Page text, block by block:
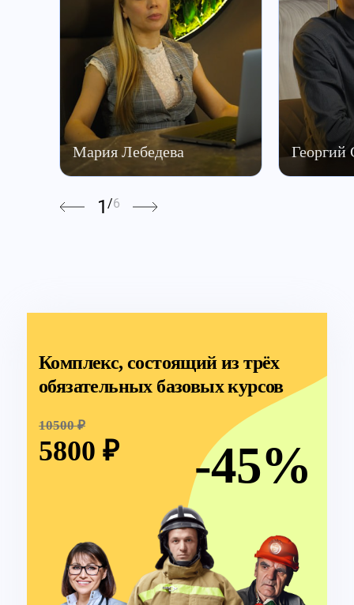
Мария Лебедева Георгий
1 /6
Комплекс, состоящий из трёх
обязательных базовых курсов
10500 ₽
5800 ₽ -45%